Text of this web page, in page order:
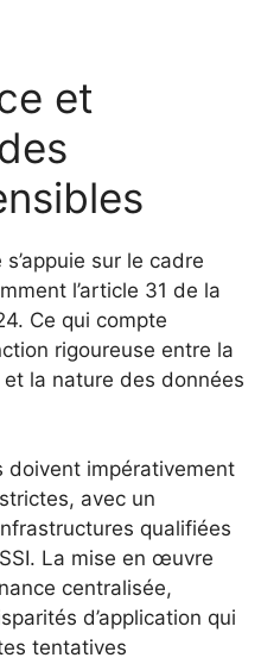
et
sur le cadre
l’article 31 de la
Ce qui compte
rigoureuse entre la
la nature des données
doivent impérativement
avec un
qualifiées
La mise en œuvre
centralisée,
d’application qui
tentatives